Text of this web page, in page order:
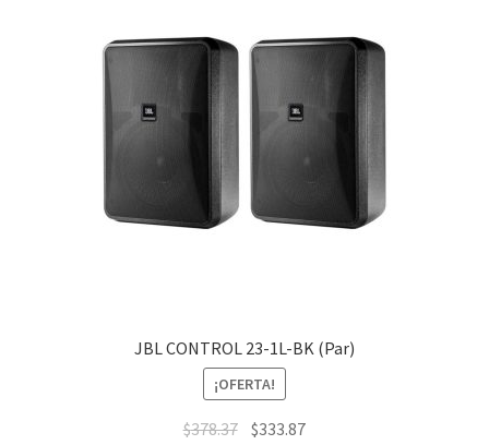
JBL CONTROL 23-1L-BK (Par)
¡OFERTA!
$378.37 $333.87